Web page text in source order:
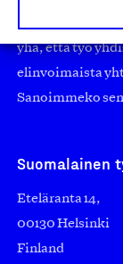
yhä, että työ
elinvoimaista
Sanoimmeko
Suomalainen
Eteläranta 14,
00130 Helsinki
Finland